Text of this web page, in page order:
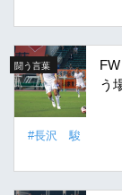
闘う言葉
う
#長沢 駿